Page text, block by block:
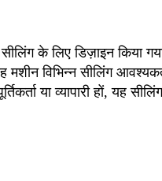
के लिए डिज़ाइन किया
विभिन्न सीलिंग
या व्यापारी हों, यह